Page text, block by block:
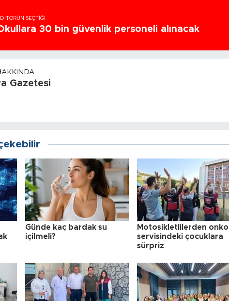
SEÇTIĞI
30 bin güvenlik personeli alınacak
Gazetesi
Günde kaç bardak su
içilmeli?
Motosikletlilerden
servisindeki çocuklara
sürpriz